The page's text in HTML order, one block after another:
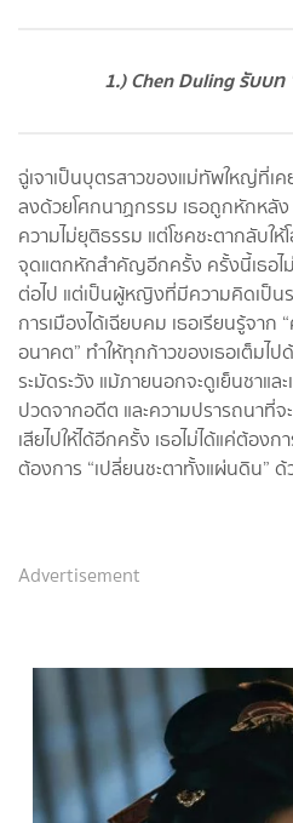
1.) Chen Duling รับบท
ฉู่เจาเป็นบุตรสาวของแม่ทัพใหญ่ที่เ
ลงด้วยโศกนาฏกรรม เธอถูกหักหลั
ความไม่ยุติธรรม แต่โชคชะตากลับใ
จุดแตกหักสำคัญอีกครั้ง ครั้งนี้เธอไ
ต่อไป แต่เป็นผู้หญิงที่มีความคิดเป็น
การเมืองได้เฉียบคม เธอเรียนรู้จาก
อนาคต” ทำให้ทุกก้าวของเธอเต็มไ
ระมัดระวัง แม้ภายนอกจะดูเย็นชาแล
ปวดจากอดีต และความปรารถนาที่
เสียไปให้ได้อีกครั้ง เธอไม่ได้แค่ต้องก
ต้องการ “เปลี่ยนชะตาทั้งแผ่นดิน”
Advertisement